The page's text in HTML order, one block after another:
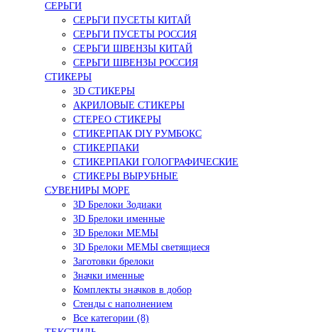
СЕРЬГИ
СЕРЬГИ ПУСЕТЫ КИТАЙ
СЕРЬГИ ПУСЕТЫ РОССИЯ
СЕРЬГИ ШВЕНЗЫ КИТАЙ
СЕРЬГИ ШВЕНЗЫ РОССИЯ
СТИКЕРЫ
3D СТИКЕРЫ
АКРИЛОВЫЕ СТИКЕРЫ
СТЕРЕО СТИКЕРЫ
СТИКЕРПАК DIY РУМБОКС
СТИКЕРПАКИ
СТИКЕРПАКИ ГОЛОГРАФИЧЕСКИЕ
СТИКЕРЫ ВЫРУБНЫЕ
СУВЕНИРЫ МОРЕ
3D Брелоки Зодиаки
3D Брелоки именные
3D Брелоки МЕМЫ
3D Брелоки МЕМЫ светящиеся
Заготовки брелоки
Значки именные
Комплекты значков в добор
Стенды с наполнением
Все категории (8)